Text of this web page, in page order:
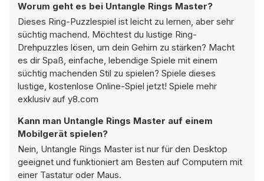
Worum geht es bei Untangle Rings Master?
Dieses Ring-Puzzlespiel ist leicht zu lernen, aber sehr
süchtig machend. Möchtest du lustige Ring-
Drehpuzzles lösen, um dein Gehirn zu stärken? Macht
es dir Spaß, einfache, lebendige Spiele mit einem
süchtig machenden Stil zu spielen? Spiele dieses
lustige, kostenlose Online-Spiel jetzt! Spiele mehr
exklusiv auf y8.com
Kann man Untangle Rings Master auf einem
Mobilgerät spielen?
Nein, Untangle Rings Master ist nur für den Desktop
geeignet und funktioniert am Besten auf Computern mit
einer Tastatur oder Maus.